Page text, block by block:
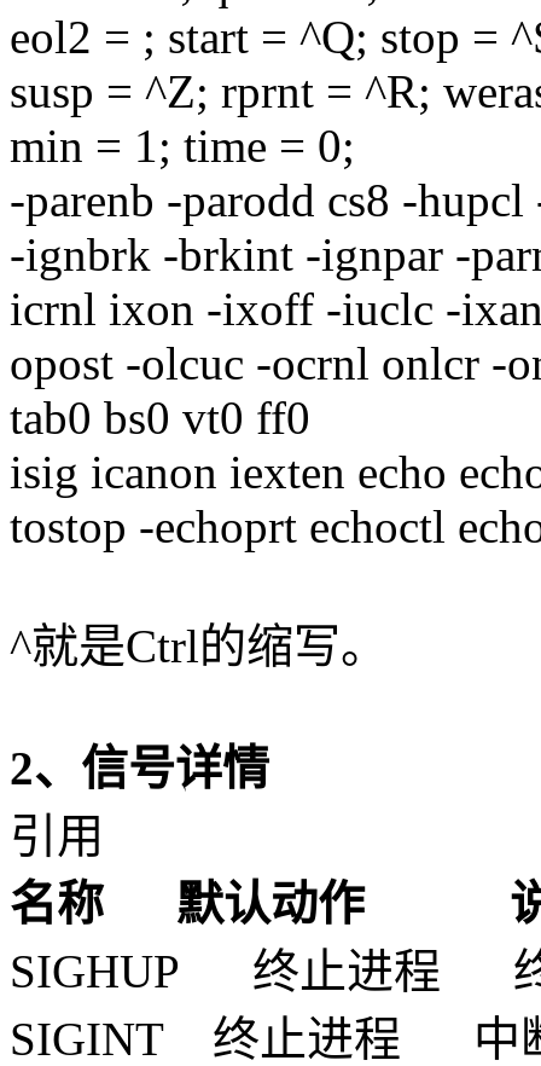
eol2 = ; start = ^Q; stop =
susp = ^Z; rprnt = ^R;
min = 1; time = 0;
-parenb -parodd cs8 -
-ignbrk -brkint -ignpar -
icrnl ixon -ixoff -iuclc -
opost -olcuc -ocrnl onlcr -
tab0 bs0 vt0 ff0
isig icanon iexten echo
tostop -echoprt echoctl
^就是Ctrl的缩写。
2、信号详情
引用
名称 默认动作
SIGHUP 终止进程 终
SIGINT 终止进程 中